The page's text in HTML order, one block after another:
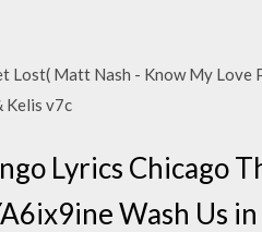
Matt Nash - Know My Love
Kelis v7c
Lyrics Chicago
Wash Us